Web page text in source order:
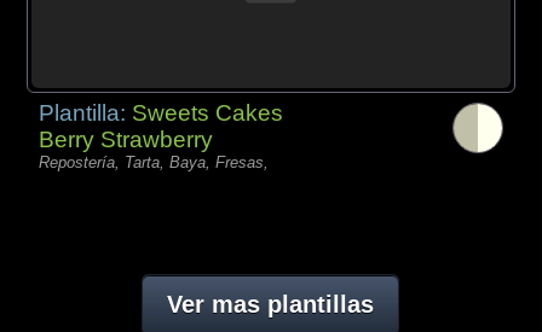
Plantilla: Sweets Cakes
Berry Strawberry
Repostería, Tarta, Baya, Fresas,
Ver mas plantillas